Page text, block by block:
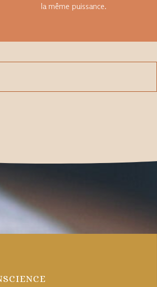
la même puissance.